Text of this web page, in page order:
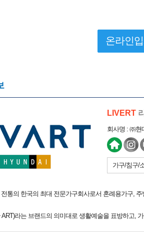
온라인
LIVERT
회사명 : ㈜현
가구/침구/
전통의 한국의 최대 전문가구회사로서 혼례용가구,
ART)라는 브랜드의 의미대로 생활예술을 표방하고,